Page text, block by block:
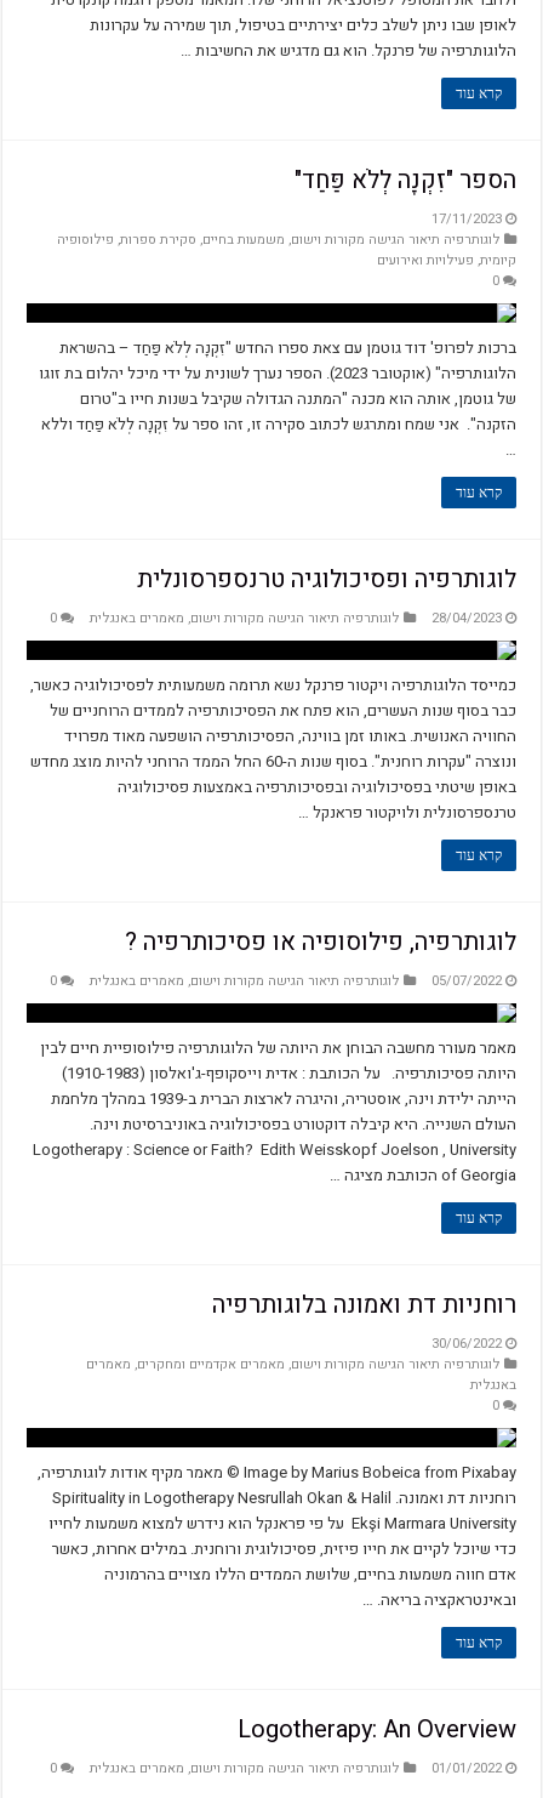
לאופן שבו ניתן לשלב כלים יצירתיים בטיפול, תוך שמירה על עקרונות
הלוגותרפיה של פרנקל. הוא גם מדגיש את החשיבות …
קרא עוד
הספר "זִקְנָה לְלֹא פַּחַד"
17/11/2023
לוגותרפיה תיאור הגישה מקורות וישום, משמעות בחיים, סקירת ספרות, פילוסופיה
קיומית, פעילויות ואירועים
0
ברכות לפרופ' דוד גוטמן עם צאת ספרו החדש "זִקְנָה לְלֹא פַּחַד – בהשראת
הלוגותרפיה" (אוקטובר 2023). הספר נערך לשונית על ידי מיכל יהלום בת זוגו
של גוטמן, אותה הוא מכנה "המתנה הגדולה שקיבל בשנות חייו ב"טרום
הזקנה". אני שמח ומתרגש לכתוב סקירה זו, זהו ספר על זִקְנָה לְלֹא פַּחַד וללא
…
קרא עוד
לוגותרפיה ופסיכולוגיה טרנספרסונלית
28/04/2023 לוגותרפיה תיאור הגישה מקורות וישום, מאמרים באנגלית 0
כמייסד הלוגותרפיה ויקטור פרנקל נשא תרומה משמעותית לפסיכולוגיה כאשר,
כבר בסוף שנות העשרים, הוא פתח את הפסיכותרפיה לממדים הרוחניים של
החוויה האנושית. באותו זמן בווינה, הפסיכותרפיה הושפעה מאוד מפרויד
ונוצרה "עקרות רוחנית". בסוף שנות ה-60 החל הממד הרוחני להיות מוצג מחדש
באופן שיטתי בפסיכולוגיה ובפסיכותרפיה באמצעות פסיכולוגיה
טרנספרסונלית ולויקטור פראנקל …
קרא עוד
לוגותרפיה, פילוסופיה או פסיכותרפיה ?
05/07/2022 לוגותרפיה תיאור הגישה מקורות וישום, מאמרים באנגלית 0
מאמר מעורר מחשבה הבוחן את היותה של הלוגותרפיה פילוסופיית חיים לבין
היותה פסיכותרפיה. על הכותבת : אדית וייסקופף-ג'ואלסון (1910-1983)
הייתה ילידת וינה, אוסטריה, והיגרה לארצות הברית ב-1939 במהלך מלחמת
העולם השנייה. היא קיבלה דוקטורט בפסיכולוגיה באוניברסיטת וינה.
Logotherapy : Science or Faith? Edith Weisskopf Joelson , University
of Georgia הכותבת מציגה …
קרא עוד
רוחניות דת ואמונה בלוגותרפיה
30/06/2022
לוגותרפיה תיאור הגישה מקורות וישום, מאמרים אקדמיים ומחקרים, מאמרים
באנגלית
0
Image by Marius Bobeica from Pixabay © מאמר מקיף אודות לוגותרפיה,
רוחניות דת ואמונה. Spirituality in Logotherapy Nesrullah Okan & Halil
Ekşi Marmara University על פי פראנקל הוא נידרש למצוא משמעות לחייו
כדי שיוכל לקיים את חייו פיזית, פסיכולוגית ורוחנית. במילים אחרות, כאשר
אדם חווה משמעות בחיים, שלושת הממדים הללו מצויים בהרמוניה
ובאינטראקציה בריאה. …
קרא עוד
Logotherapy: An Overview
01/01/2022 לוגותרפיה תיאור הגישה מקורות וישום, מאמרים באנגלית 0